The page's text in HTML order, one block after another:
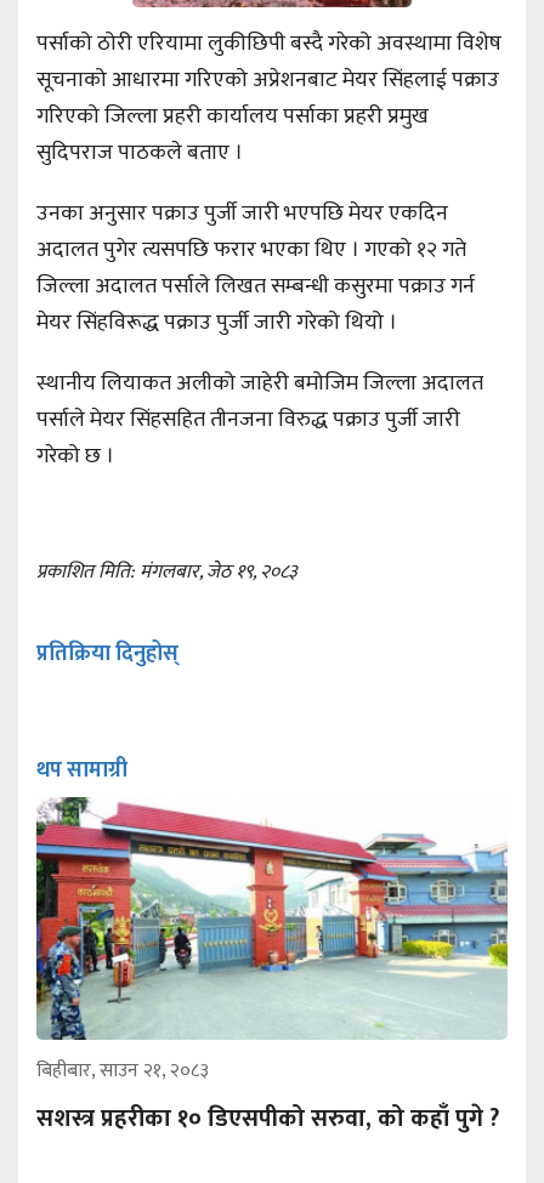
पर्साको ठोरी एरियामा लुकीछिपी बस्दै गरेको अवस्थामा विशेष
सूचनाको आधारमा गरिएको अप्रेशनबाट मेयर सिंहलाई पक्राउ
गरिएको जिल्ला प्रहरी कार्यालय पर्साका प्रहरी प्रमुख
सुदिपराज पाठकले बताए ।
उनका अनुसार पक्राउ पुर्जी जारी भएपछि मेयर एकदिन
अदालत पुगेर त्यसपछि फरार भएका थिए । गएको १२ गते
जिल्ला अदालत पर्साले लिखत सम्बन्धी कसुरमा पक्राउ गर्न
मेयर सिंहविरूद्ध पक्राउ पुर्जी जारी गरेको थियो ।
स्थानीय लियाकत अलीको जाहेरी बमोजिम जिल्ला अदालत
पर्साले मेयर सिंहसहित तीनजना विरुद्ध पक्राउ पुर्जी जारी
गरेको छ ।
प्रकाशित मिति: मंगलबार, जेठ १९, २०८३
प्रतिक्रिया दिनुहोस्
थप सामाग्री
बिहीबार, साउन २१, २०८३
सशस्त्र प्रहरीका १० डिएसपीको सरुवा, को कहाँ पुगे ?